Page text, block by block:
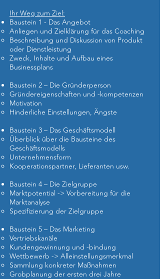
Ihr Weg zum Ziel:
Baustein 1 - Das Angebot
Anliegen und Zielklärung für das Coaching
Beschreibung und Diskussion von Produkt
oder Dienstleistung
Zweck, Inhalte und Aufbau eines
Businessplans
Baustein 2 – Die Gründerperson
Gründereigenschaften und -kompetenzen
Motivation
Hinderliche Einstellungen, Ängste
Baustein 3 – Das Geschäftsmodell
Überblick über die Bausteine des
Geschäftsmodells
Unternehmensform
Kooperationspartner, Lieferanten usw.
Baustein 4 – Die Zielgruppe
Marktpotential -> Vorbereitung für die
Marktanalyse
Spezifizierung der Zielgruppe
Baustein 5 – Das Marketing
Vertriebskanäle
Kundengewinnung und -bindung
Wettbewerb -> Alleinstellungsmerkmal
Sammlung konkreter Maßnahmen
Grobplanung der ersten drei Jahre